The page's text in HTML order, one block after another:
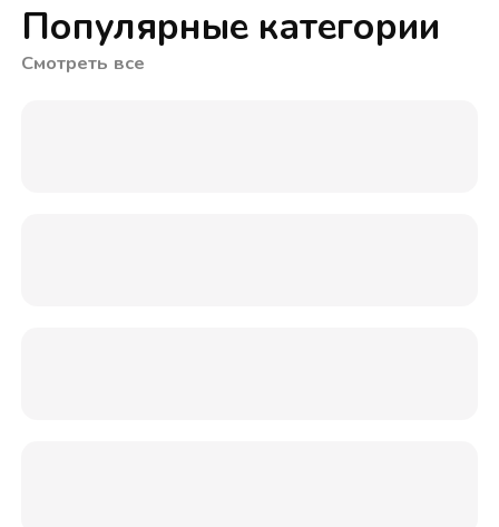
Популярные категории
Смотреть все